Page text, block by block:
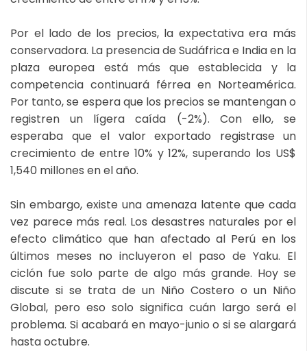
Por el lado de los precios, la expectativa era más
conservadora. La presencia de Sudáfrica e India en la
plaza europea está más que establecida y la
competencia continuará férrea en Norteamérica.
Por tanto, se espera que los precios se mantengan o
registren un lígera caída (-2%). Con ello, se
esperaba que el valor exportado registrase un
crecimiento de entre 10% y 12%, superando los US$
1,540 millones en el año.
Sin embargo, existe una amenaza latente que cada
vez parece más real. Los desastres naturales por el
efecto climático que han afectado al Perú en los
últimos meses no incluyeron el paso de Yaku. El
ciclón fue solo parte de algo más grande. Hoy se
discute si se trata de un Niño Costero o un Niño
Global, pero eso solo significa cuán largo será el
problema. Si acabará en mayo-junio o si se alargará
hasta octubre.